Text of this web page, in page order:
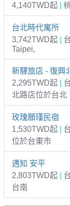
4,140TWD起
台北時代寓所
3,742TWD起
Taipei,
新驛旅店 - 復興
2,295TWD起
北路店位於台北
玫瑰願瑾民宿
1,530TWD起
位於台東市
遇知 安平
2,803TWD起
台南